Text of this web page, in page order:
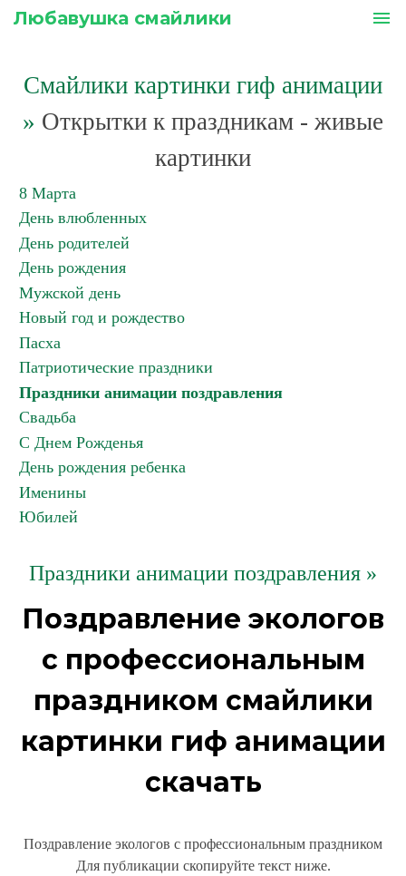
Любавушка смайлики menu
Смайлики картинки гиф анимации
» Открытки к праздникам - живые
картинки
8 Марта
День влюбленных
День родителей
День рождения
Мужской день
Новый год и рождество
Пасха
Патриотические праздники
Праздники анимации поздравления
Свадьба
С Днем Рожденья
День рождения ребенка
Именины
Юбилей
Праздники анимации поздравления »
Поздравление экологов
с профессиональным
праздником смайлики
картинки гиф анимации
скачать
Поздравление экологов с профессиональным праздником
Для публикации скопируйте текст ниже.